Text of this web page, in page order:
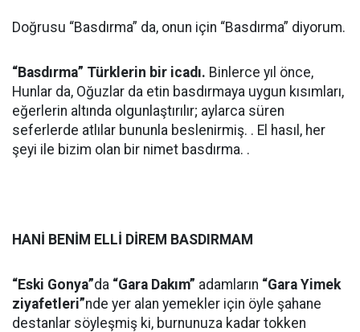
Doğrusu “Basdırma” da, onun için “Basdırma” diyorum.
“Basdırma” Türklerin bir icadı. Binlerce yıl önce,
Hunlar da, Oğuzlar da etin basdırmaya uygun kısımları,
eğerlerin altında olgunlaştırılır; aylarca süren
seferlerde atlılar bununla beslenirmiş. . El hasıl, her
şeyi ile bizim olan bir nimet basdırma. .
HANİ BENİM ELLİ DİREM BASDIRMAM
“Eski Gonya”da “Gara Dakım” adamların “Gara Yimek
ziyafetleri”nde yer alan yemekler için öyle şahane
destanlar söyleşmiş ki, burnunuza kadar tokken